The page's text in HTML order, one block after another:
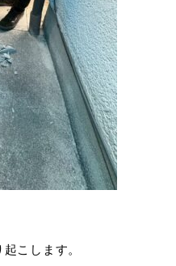
こします。